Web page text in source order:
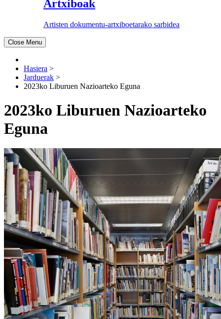
Artxiboak
Artisten dokumentu-artxiboetarako sarbidea
Close Menu
Hasiera >
Jarduerak >
2023ko Liburuen Nazioarteko Eguna
2023ko Liburuen Nazioarteko
Eguna